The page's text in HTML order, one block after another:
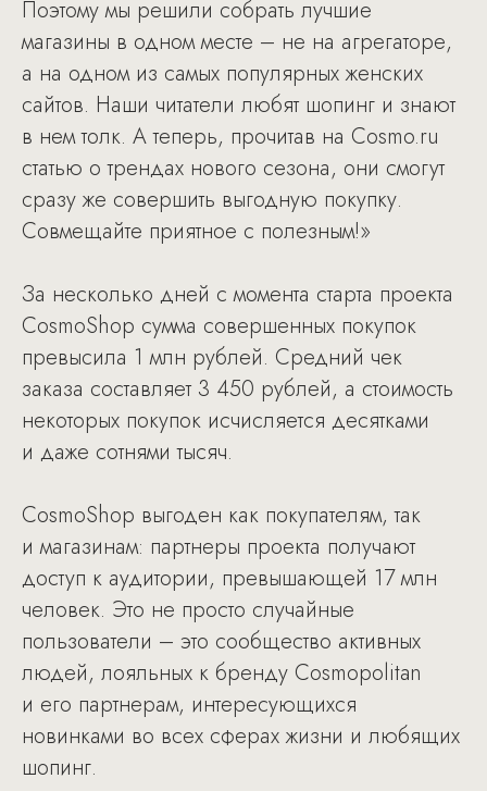
Поэтому мы решили собрать лучшие
магазины в одном месте – не на агрегаторе,
а на одном из самых популярных женских
сайтов. Наши читатели любят шопинг и знают
в нем толк. А теперь, прочитав на Cosmo.ru
статью о трендах нового сезона, они смогут
сразу же совершить выгодную покупку.
Совмещайте приятное с полезным!»
За несколько дней с момента старта проекта
CosmoShop сумма совершенных покупок
превысила 1 млн рублей. Средний чек
заказа составляет 3 450 рублей, а стоимость
некоторых покупок исчисляется десятками
и даже сотнями тысяч.
CosmoShop выгоден как покупателям, так
и магазинам: партнеры проекта получают
доступ к аудитории, превышающей 17 млн
человек. Это не просто случайные
пользователи – это сообщество активных
людей, лояльных к бренду Cosmopolitan
и его партнерам, интересующихся
новинками во всех сферах жизни и любящих
шопинг.